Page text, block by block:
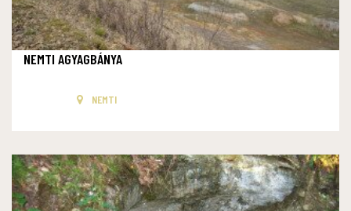
NEMTI AGYAGBÁNYA
NEMTI